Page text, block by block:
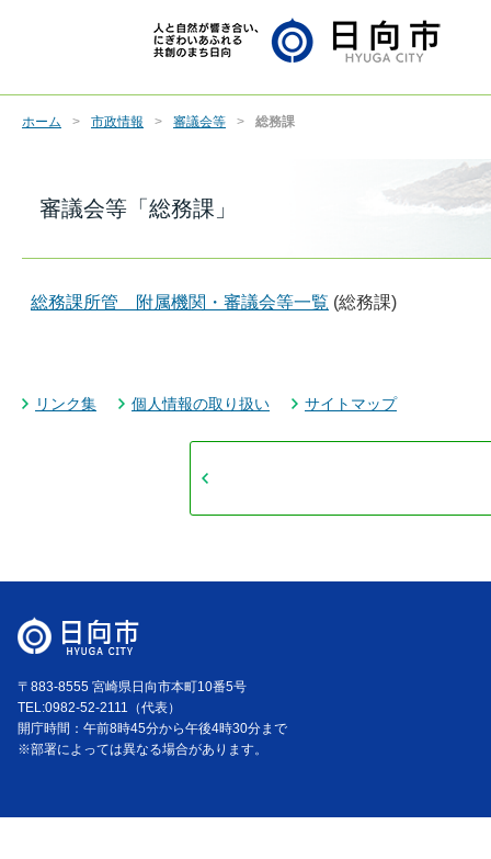
ホーム 市政情報 審議会等 総務課
審議会等「総務課」
総務課所管 附属機関・審議会等一覧 (総務課)
リンク集 個人情報の取り扱い サイトマップ
〒883-8555 宮崎県日向市本町10番5号
TEL:0982-52-2111（代表）
開庁時間：午前8時45分から午後4時30分まで
※部署によっては異なる場合があります。